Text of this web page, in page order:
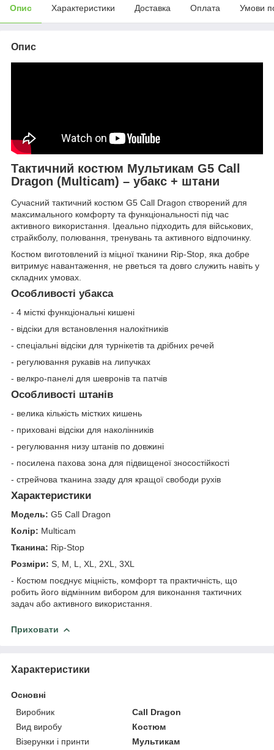
Опис Характеристики Доставка Оплата Умови
Опис
Тактичний костюм Мультикам G5 Call
Dragon (Multicam) – убакс + штани
Сучасний тактичний костюм G5 Call Dragon створений для
максимального комфорту та функціональності під час
активного використання. Ідеально підходить для військових,
страйкболу, полювання, тренувань та активного відпочинку.
Костюм виготовлений із міцної тканини Rip-Stop, яка добре
витримує навантаження, не рветься та довго служить навіть у
складних умовах.
Особливості убакса
- 4 місткі функціональні кишені
- відсіки для встановлення налокітників
- спеціальні відсіки для турнікетів та дрібних речей
- регулювання рукавів на липучках
- велкро-панелі для шевронів та патчів
Особливості штанів
- велика кількість містких кишень
- приховані відсіки для наколінників
- регулювання низу штанів по довжині
- посилена пахова зона для підвищеної зносостійкості
- стрейчова тканина ззаду для кращої свободи рухів
Характеристики
Модель: G5 Call Dragon
Колір: Multicam
Тканина: Rip-Stop
Розміри: S, M, L, XL, 2XL, 3XL
- Костюм поєднує міцність, комфорт та практичність, що
робить його відмінним вибором для виконання тактичних
задач або активного використання.
Приховати
Характеристики
Основні
Виробник
Call Dragon
Вид виробу
Костюм
Візерунки і принти
Мультикам